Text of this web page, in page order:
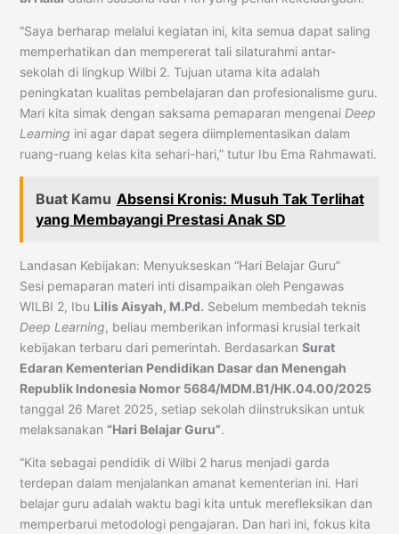
“Saya berharap melalui kegiatan ini, kita semua dapat saling
memperhatikan dan mempererat tali silaturahmi antar-
sekolah di lingkup Wilbi 2. Tujuan utama kita adalah
peningkatan kualitas pembelajaran dan profesionalisme guru.
Mari kita simak dengan saksama pemaparan mengenai Deep
Learning ini agar dapat segera diimplementasikan dalam
ruang-ruang kelas kita sehari-hari,” tutur Ibu Ema Rahmawati.
Buat Kamu Absensi Kronis: Musuh Tak Terlihat
yang Membayangi Prestasi Anak SD
Landasan Kebijakan: Menyukseskan “Hari Belajar Guru”
Sesi pemaparan materi inti disampaikan oleh Pengawas
WILBI 2, Ibu Lilis Aisyah, M.Pd. Sebelum membedah teknis
Deep Learning, beliau memberikan informasi krusial terkait
kebijakan terbaru dari pemerintah. Berdasarkan Surat
Edaran Kementerian Pendidikan Dasar dan Menengah
Republik Indonesia Nomor 5684/MDM.B1/HK.04.00/2025
tanggal 26 Maret 2025, setiap sekolah diinstruksikan untuk
melaksanakan “Hari Belajar Guru”.
“Kita sebagai pendidik di Wilbi 2 harus menjadi garda
terdepan dalam menjalankan amanat kementerian ini. Hari
belajar guru adalah waktu bagi kita untuk merefleksikan dan
memperbarui metodologi pengajaran. Dan hari ini, fokus kita